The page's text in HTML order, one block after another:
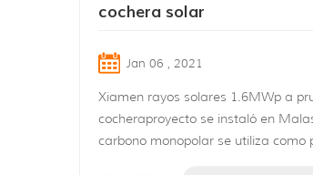
cochera solar
Jan 06 , 2021
Xiamen rayos solares 1.6MWp a
cocheraproyecto se instaló en
carbono monopolar se utiliza como